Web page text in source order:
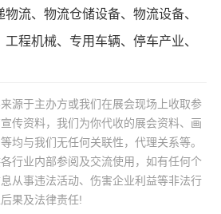
流、物流仓储设备、物流设备、
程机械、专用车辆、停车产业、
源于主办方或我们在展会现场上收取参
传资料，我们为你代收的展会资料、画
均与我们无任何关联性，代理关系等。
行业内部参阅及交流使用，如有任何个
从事违法活动、伤害企业利益等非法行
果及法律责任!